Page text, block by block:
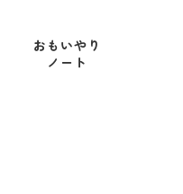
おもいやり
ノート